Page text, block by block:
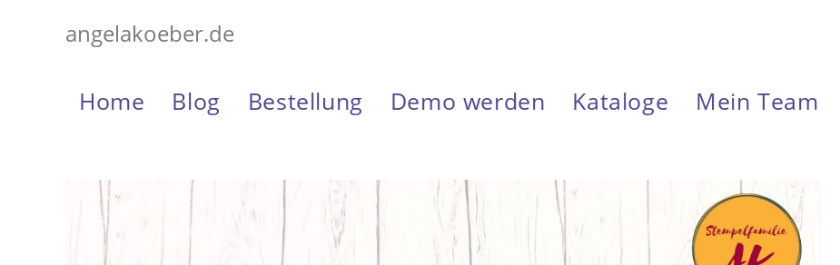
angelakoeber.de
Home Blog Bestellung Demo werden Kataloge Mein Team